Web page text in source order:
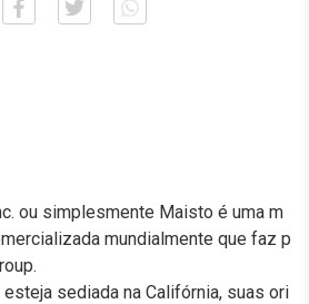
ou simplesmente Maisto é uma m
mundialmente que faz p
esteja sediada na Califórnia, suas ori